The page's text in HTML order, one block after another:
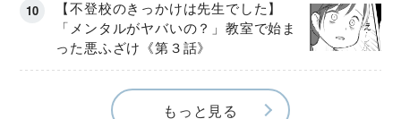
【不登校のきっかけは先生でした】
「メンタルがヤバいの？」教室で始ま
った悪ふざけ《第３話》
もっと見る